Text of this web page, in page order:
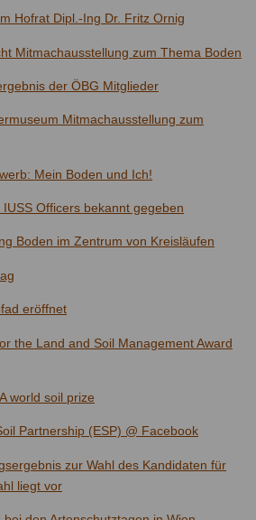
Hofrat Dipl.-Ing Dr. Fritz Ornig
Mitmachausstellung zum Thema Boden
der ÖBG Mitglieder
Mitmachausstellung zum
Mein Boden und Ich!
Officers bekannt gegeben
Boden im Zentrum von Kreisläufen
eröffnet
the Land and Soil Management Award
world soil prize
Partnership (ESP) @ Facebook
zur Wahl des Kandidaten für
liegt vor